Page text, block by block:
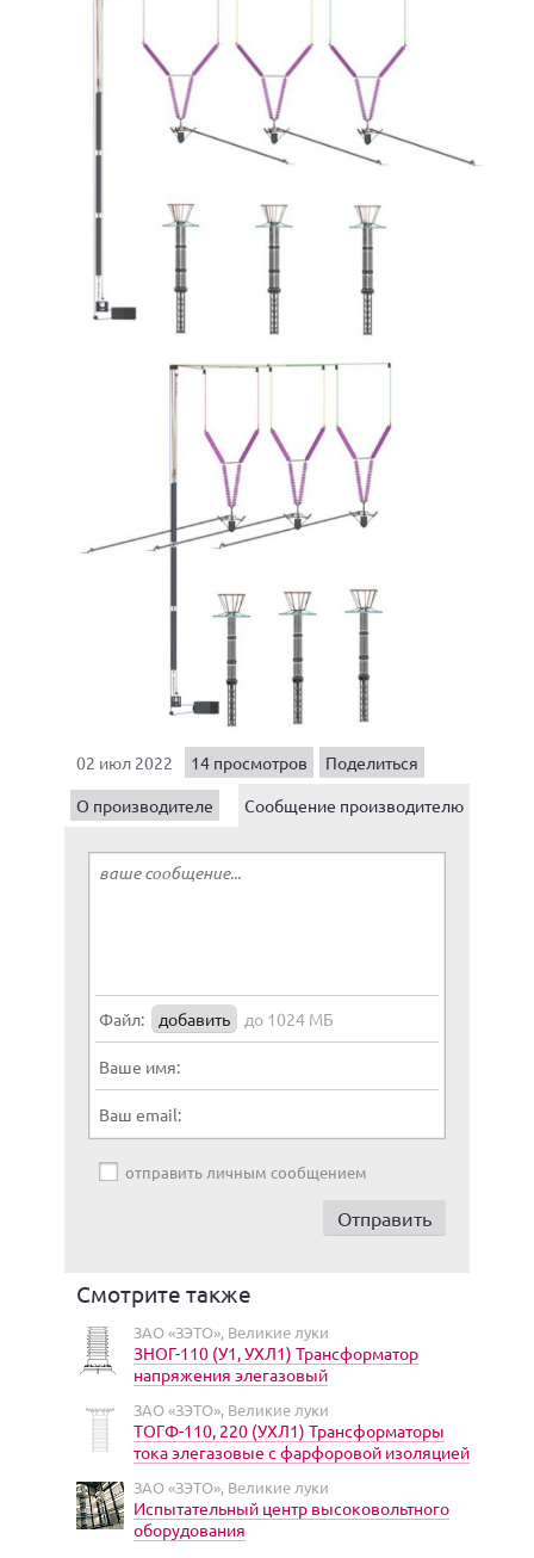
02 июл 2022 14 просмотров
Поделиться
О производителе
Сообщение производителю
Файл: добавить до 1024 МБ
Ваше имя:
Ваш email:
отправить личным сообщением
Смотрите также
ЗАО «ЗЭТО», Великие луки
ЗНОГ-110 (У1, УХЛ1) Трансформатор
напряжения элегазовый
ЗАО «ЗЭТО», Великие луки
ТОГФ-110, 220 (УХЛ1) Трансформаторы
тока элегазовые с фарфоровой изоляцией
ЗАО «ЗЭТО», Великие луки
Испытательный центр высоковольтного
оборудования